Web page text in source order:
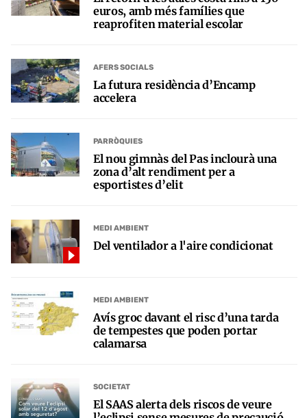
euros, amb més famílies que
reaprofiten material escolar
AFERS SOCIALS
La futura residència d’Encamp
accelera
PARRÒQUIES
El nou gimnàs del Pas inclourà una
zona d’alt rendiment per a
esportistes d’elit
MEDI AMBIENT
Del ventilador a l'aire condicionat
MEDI AMBIENT
Avís groc davant el risc d’una tarda
de tempestes que poden portar
calamarsa
SOCIETAT
El SAAS alerta dels riscos de veure